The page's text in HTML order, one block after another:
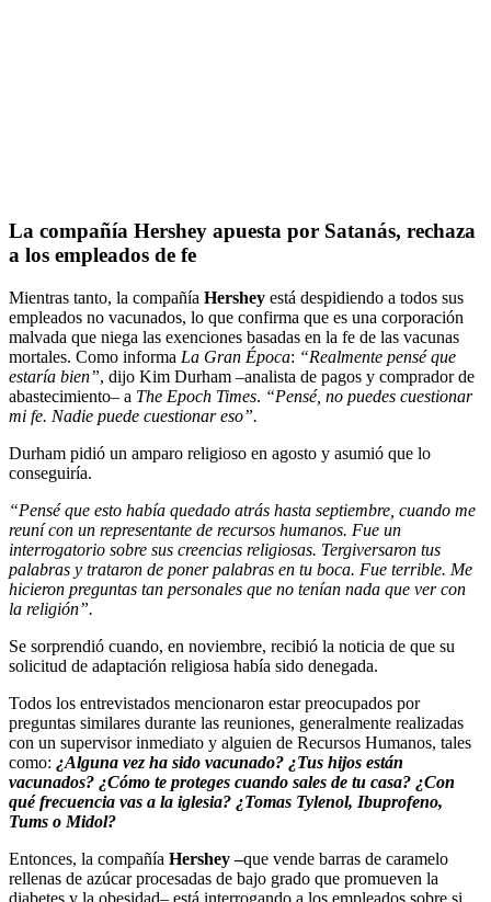
La compañía Hershey apuesta por Satanás, rechaza
a los empleados de fe
Mientras tanto, la compañía Hershey está despidiendo a todos sus
empleados no vacunados, lo que confirma que es una corporación
malvada que niega las exenciones basadas en la fe de las vacunas
mortales. Como informa La Gran Época: “Realmente pensé que
estaría bien”, dijo Kim Durham –analista de pagos y comprador de
abastecimiento– a The Epoch Times. “Pensé, no puedes cuestionar
mi fe. Nadie puede cuestionar eso”.
Durham pidió un amparo religioso en agosto y asumió que lo
conseguiría.
“Pensé que esto había quedado atrás hasta septiembre, cuando me
reuní con un representante de recursos humanos. Fue un
interrogatorio sobre sus creencias religiosas. Tergiversaron tus
palabras y trataron de poner palabras en tu boca. Fue terrible. Me
hicieron preguntas tan personales que no tenían nada que ver con
la religión”.
Se sorprendió cuando, en noviembre, recibió la noticia de que su
solicitud de adaptación religiosa había sido denegada.
Todos los entrevistados mencionaron estar preocupados por
preguntas similares durante las reuniones, generalmente realizadas
con un supervisor inmediato y alguien de Recursos Humanos, tales
como: ¿Alguna vez ha sido vacunado? ¿Tus hijos están
vacunados? ¿Cómo te proteges cuando sales de tu casa? ¿Con
qué frecuencia vas a la iglesia? ¿Tomas Tylenol, Ibuprofeno,
Tums o Midol?
Entonces, la compañía Hershey –que vende barras de caramelo
rellenas de azúcar procesadas de bajo grado que promueven la
diabetes y la obesidad– está interrogando a los empleados sobre si